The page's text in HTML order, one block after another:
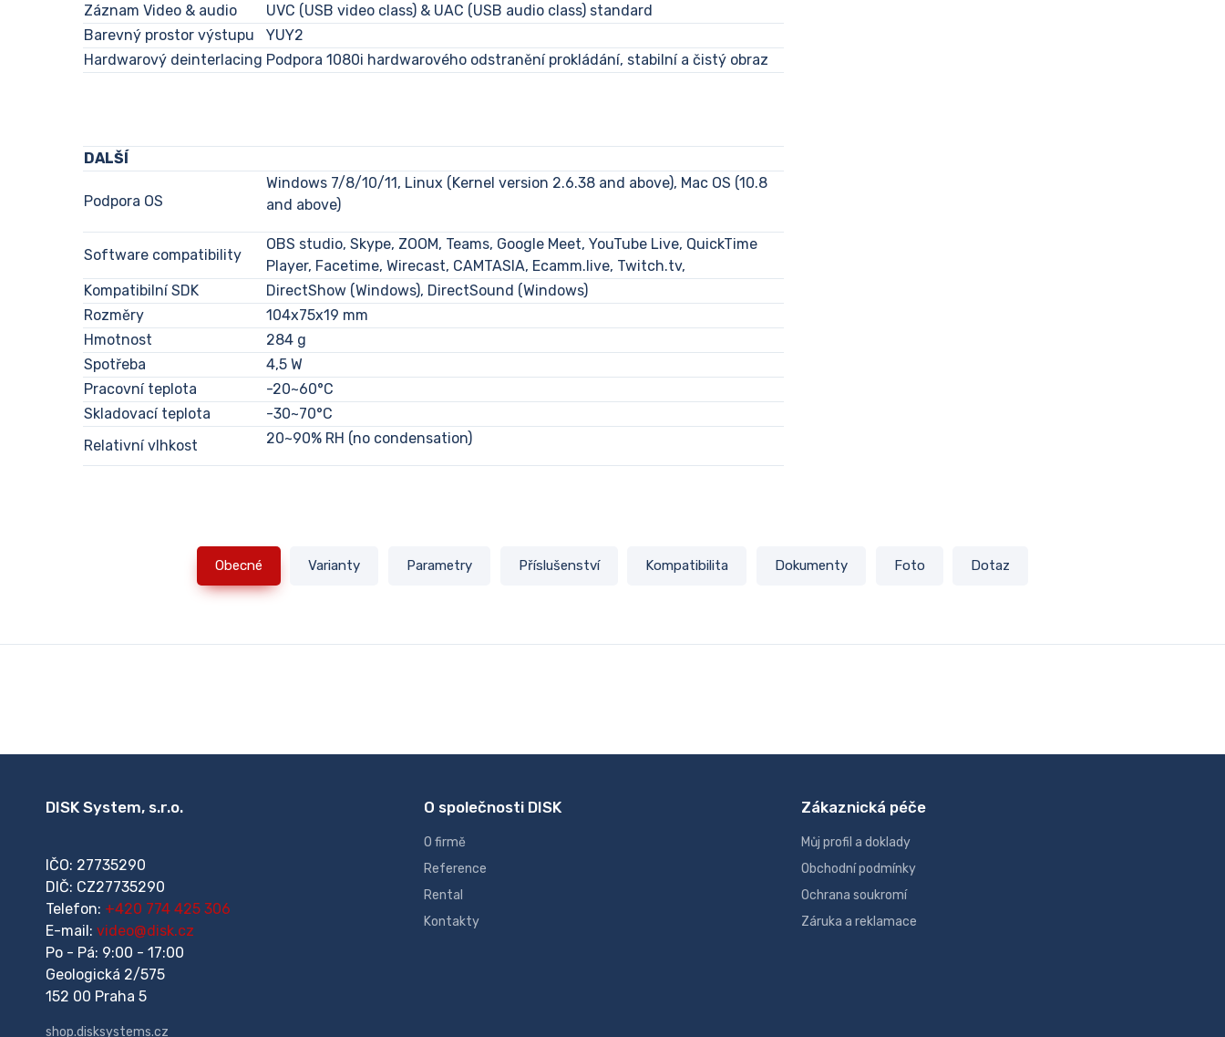
Záznam Video & audio
UVC (USB video class) & UAC (USB audio class) standard
Barevný prostor výstupu
YUY2
Hardwarový deinterlacing Podpora 1080i hardwarového odstranění prokládání, stabilní a čistý obraz
DALŠÍ
Podpora OS
Windows 7/8/10/11, Linux (Kernel version 2.6.38 and above), Mac OS (10.8
and above)
Software compatibility
OBS studio, Skype, ZOOM, Teams, Google Meet, YouTube Live, QuickTime
Player, Facetime, Wirecast, CAMTASIA, Ecamm.live, Twitch.tv,
Kompatibilní SDK
DirectShow (Windows), DirectSound (Windows)
Rozměry
104x75x19 mm
Hmotnost
284 g
Spotřeba
4,5 W
Pracovní teplota
-20~60°C
Skladovací teplota
-30~70°C
Relativní vlhkost
20~90% RH (no condensation)
Obecné Varianty Parametry Příslušenství Kompatibilita Dokumenty Foto Dotaz
DISK System, s.r.o.
IČO: 27735290
DIČ: CZ27735290
Telefon: +420 774 425 306
E-mail: video@disk.cz
Po - Pá: 9:00 - 17:00
Geologická 2/575
152 00 Praha 5
shop.disksystems.cz
O společnosti DISK
O firmě
Reference
Rental
Kontakty
Zákaznická péče
Můj profil a doklady
Obchodní podmínky
Ochrana soukromí
Záruka a reklamace